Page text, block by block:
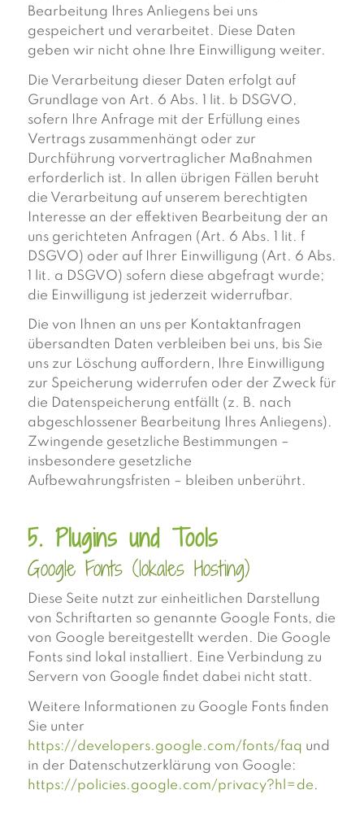
Bearbeitung Ihres Anliegens bei uns
gespeichert und verarbeitet. Diese Daten
geben wir nicht ohne Ihre Einwilligung weiter.
Die Verarbeitung dieser Daten erfolgt auf
Grundlage von Art. 6 Abs. 1 lit. b DSGVO,
sofern Ihre Anfrage mit der Erfüllung eines
Vertrags zusammenhängt oder zur
Durchführung vorvertraglicher Maßnahmen
erforderlich ist. In allen übrigen Fällen beruht
die Verarbeitung auf unserem berechtigten
Interesse an der effektiven Bearbeitung der an
uns gerichteten Anfragen (Art. 6 Abs. 1 lit. f
DSGVO) oder auf Ihrer Einwilligung (Art. 6 Abs.
1 lit. a DSGVO) sofern diese abgefragt wurde;
die Einwilligung ist jederzeit widerrufbar.
Die von Ihnen an uns per Kontaktanfragen
übersandten Daten verbleiben bei uns, bis Sie
uns zur Löschung auffordern, Ihre Einwilligung
zur Speicherung widerrufen oder der Zweck für
die Datenspeicherung entfällt (z. B. nach
abgeschlossener Bearbeitung Ihres Anliegens).
Zwingende gesetzliche Bestimmungen –
insbesondere gesetzliche
Aufbewahrungsfristen – bleiben unberührt.
5. Plugins und Tools
Google Fonts (lokales Hosting)
Diese Seite nutzt zur einheitlichen Darstellung
von Schriftarten so genannte Google Fonts, die
von Google bereitgestellt werden. Die Google
Fonts sind lokal installiert. Eine Verbindung zu
Servern von Google findet dabei nicht statt.
Weitere Informationen zu Google Fonts finden
Sie unter
https://developers.google.com/fonts/faq und
in der Datenschutzerklärung von Google:
https://policies.google.com/privacy?hl=de.